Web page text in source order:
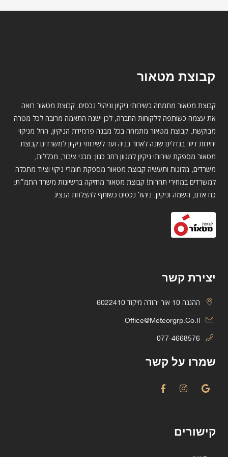
קבוצת מטאור
קבוצת מטאור מתמחה בשירותי ניקיון וניהול נכסים. קבוצת מטאור רואה
את עצמה כשותפה ללקוחות החברה, לכן ישנה התאמה מרובה לכל מטרה
מבוקשת. קבוצת מטאור מתמחה בכל מבנה פרמידת הניקיון, החל מניקוי
יחידות דיור בגדלים שונה לאחר בניה ועד לשירותי ניקיון למשרדים קבוצת
מטאור מספקת שירותי ניקיון למגוון רחב כגון: מבני ציבור, מכללות,
משרדים, מלונות ותעשיה קבוצת מטאור מספקת חומרי ניקוי וציוד מתכלה
למשרדים במחירי תחרות! קבוצת מטאור מחזיקה ברשיונות משרד התמ״ת:
כח אדם, השמה וניקיון. ניהול נכסים כשותף להצלחת הנציג
יצירת קשר
ההגנה 10 אור יהודה מיקוד 6022410
Office@meteorgrp.co.il
077-4668576
שמרו על קשר
קישורים